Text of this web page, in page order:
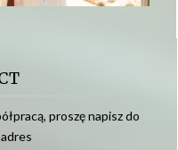
proszę napisz do